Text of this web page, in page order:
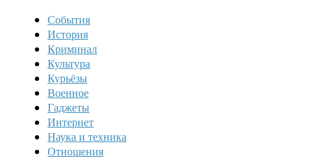
События
История
Криминал
Культура
Курьёзы
Военное
Гаджеты
Интернет
Наука и техника
Отношения